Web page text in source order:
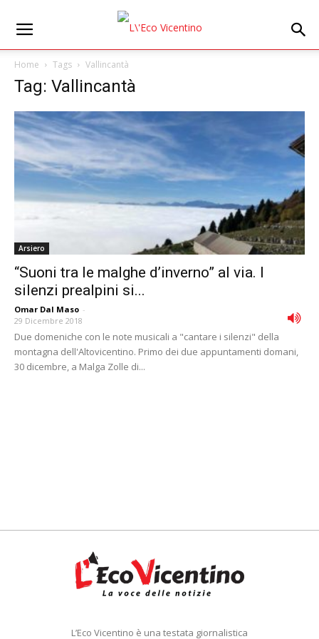
Home Tags Vallincantà
Tag: Vallincantà
Arsiero
“Suoni tra le malghe d’inverno” al via. I
silenzi prealpini si...
Omar Dal Maso -
29 Dicembre 2018
Due domeniche con le note musicali a "cantare i silenzi" della
montagna dell'Altovicentino. Primo dei due appuntamenti domani,
30 dicembre, a Malga Zolle di...
L’Eco Vicentino è una testata giornalistica